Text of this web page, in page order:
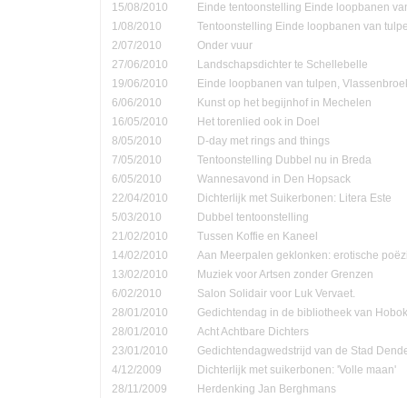
15/08/2010
Einde tentoonstelling Einde loopbanen
1/08/2010
Tentoonstelling Einde loopbanen van
2/07/2010
Onder vuur
27/06/2010
Landschapsdichter te Schellebelle
19/06/2010
Einde loopbanen van tulpen,
6/06/2010
Kunst op het begijnhof in Mechelen
16/05/2010
Het torenlied ook in Doel
8/05/2010
D-day met rings and things
7/05/2010
Tentoonstelling Dubbel nu in Breda
6/05/2010
Wannesavond in Den Hopsack
22/04/2010
Dichterlijk met Suikerbonen: Litera Este
5/03/2010
Dubbel tentoonstelling
21/02/2010
Tussen Koffie en Kaneel
14/02/2010
Aan Meerpalen geklonken: erotische
13/02/2010
Muziek voor Artsen zonder Grenzen
6/02/2010
Salon Solidair voor Luk Vervaet.
28/01/2010
Gedichtendag in de bibliotheek van
28/01/2010
Acht Achtbare Dichters
23/01/2010
Gedichtendagwedstrijd van de Stad
4/12/2009
Dichterlijk met suikerbonen: 'Volle maan'
28/11/2009
Herdenking Jan Berghmans